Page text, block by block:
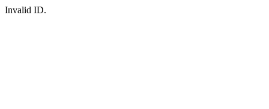
Invalid ID.